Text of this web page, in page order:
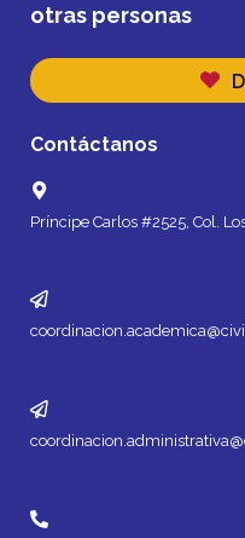
otras personas
Contáctanos
Príncipe Carlos #2525, Col.